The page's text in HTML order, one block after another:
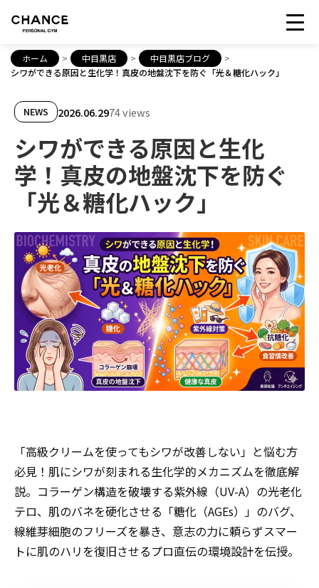
ホーム > 中目黒店 > 中目黒店ブログ
>
シワができる原因と生化学！真皮の地盤沈下を防ぐ「光＆糖化ハック」
NEWS 2026.06.2974 views
シワができる原因と生化
学！真皮の地盤沈下を防ぐ
「光＆糖化ハック」
「高級クリームを使ってもシワが改善しない」と悩む方
必見！肌にシワが刻まれる生化学的メカニズムを徹底解
説。コラーゲン構造を破壊する紫外線（UV-A）の光老化
テロ、肌のバネを硬化させる「糖化（AGEs）」のバグ、
線維芽細胞のフリーズを暴き、意志の力に頼らずスマー
トに肌のハリを復旧させるプロ直伝の環境設計を伝授。